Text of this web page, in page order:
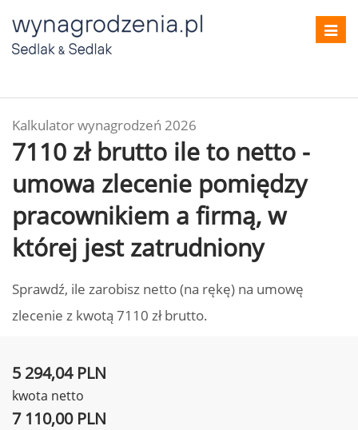
Kalkulator wynagrodzeń 2026
7110 zł brutto ile to netto -
umowa zlecenie pomiędzy
pracownikiem a firmą, w
której jest zatrudniony
Sprawdź, ile zarobisz netto (na rękę) na umowę
zlecenie z kwotą 7110 zł brutto.
5 294,04 PLN
kwota netto
7 110,00 PLN